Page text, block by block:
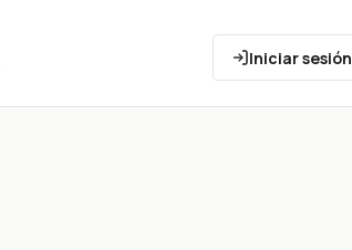
Iniciar sesión